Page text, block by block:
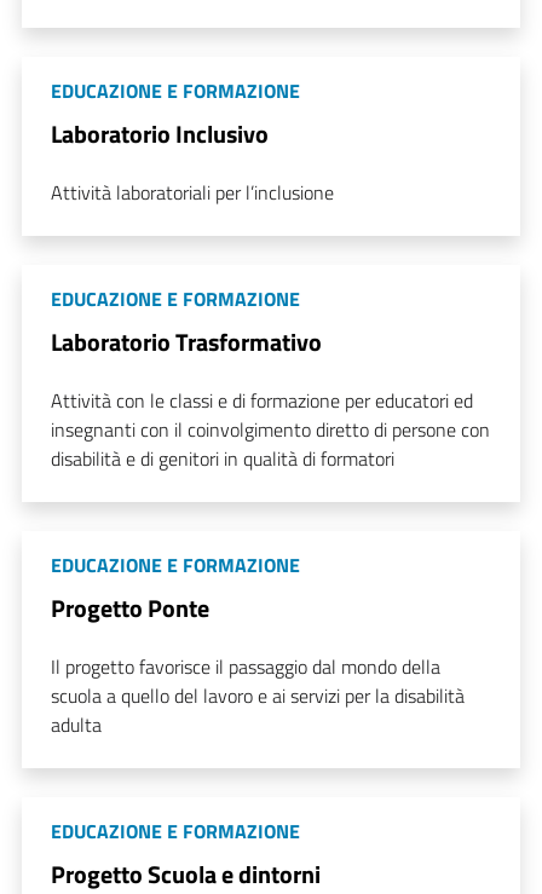
EDUCAZIONE E FORMAZIONE
Laboratorio Inclusivo
Attività laboratoriali per l’inclusione
EDUCAZIONE E FORMAZIONE
Laboratorio Trasformativo
Attività con le classi e di formazione per educatori ed
insegnanti con il coinvolgimento diretto di persone con
disabilità e di genitori in qualità di formatori
EDUCAZIONE E FORMAZIONE
Progetto Ponte
Il progetto favorisce il passaggio dal mondo della
scuola a quello del lavoro e ai servizi per la disabilità
adulta
EDUCAZIONE E FORMAZIONE
Progetto Scuola e dintorni